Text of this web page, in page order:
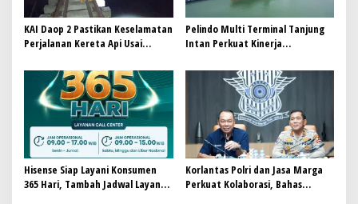
s
KAI Daop 2 Pastikan Keselamatan
Perjalanan Kereta Api Usai
Pelindo Multi Terminal Tanjung
Intan Perkuat Kinerja
Hisense Siap Layani Konsumen
365 Hari, Tambah Jadwal Layanan
Korlantas Polri dan Jasa Marga
Perkuat Kolaborasi, Bahas